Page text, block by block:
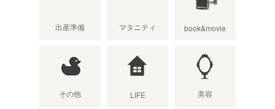
出産準備 マタニティ book&movie
その他 LIFE 美容